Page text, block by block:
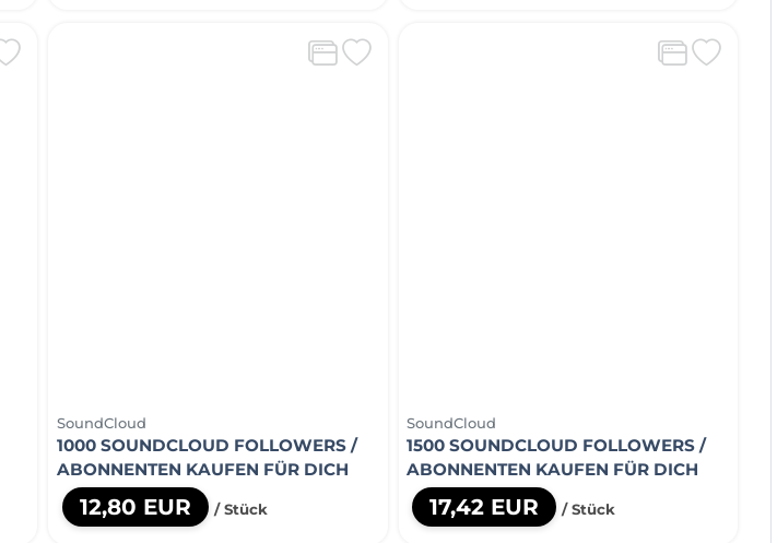
SoundCloud
1000 SOUNDCLOUD FOLLOWERS /
ABONNENTEN KAUFEN FÜR DICH
12,80 EUR / Stück
SoundCloud
1500 SOUNDCLOUD FOLLOWERS /
ABONNENTEN KAUFEN FÜR DICH
17,42 EUR / Stück